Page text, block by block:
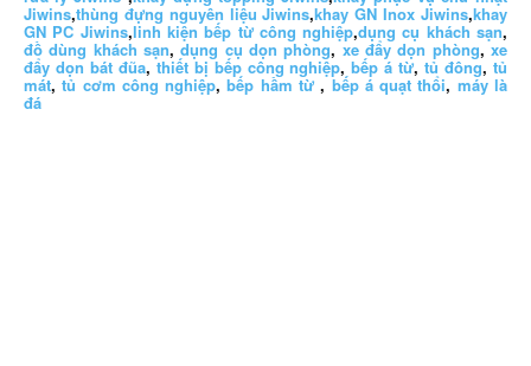
Jiwins,thùng đựng nguyên liệu Jiwins,khay GN Inox Jiwins,khay
GN PC Jiwins,linh kiện bếp từ công nghiệp,dụng cụ khách sạn,
đồ dùng khách sạn,dụng cụ dọn phòng,xe đẩy dọn phòng,xe
đẩy dọn bát đũa,thiết bị bếp công nghiệp,bếp á từ,tủ đông,tủ
mát,tủ cơm công nghiệp,bếp hầm từ ,bếp á quạt thổi, máy là
đá